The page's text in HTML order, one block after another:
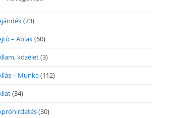
(73)
– Ablak(60)
közélet(3)
– Munka(112)
(34)
(30)